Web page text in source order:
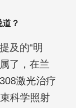
？
及的“明
了，在兰
激光治疗
科学照射